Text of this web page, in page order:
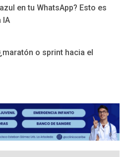
en tu WhatsApp? Esto es
IA
o sprint hacia el
con flota
de 60 unidades
TECNOLOGÍA
HORA
NE y Unimar
en diplomado para